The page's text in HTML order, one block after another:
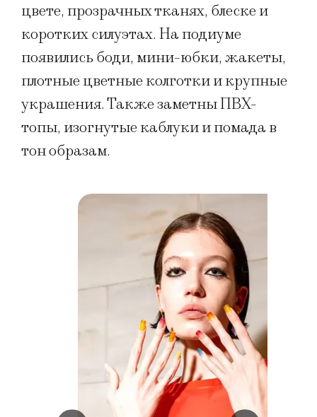
цвете, прозрачных тканях, блеске и
коротких силуэтах. На подиуме
появились боди, мини-юбки, жакеты,
плотные цветные колготки и крупные
украшения. Также заметны ПВХ-
топы, изогнутые каблуки и помада в
тон образам.